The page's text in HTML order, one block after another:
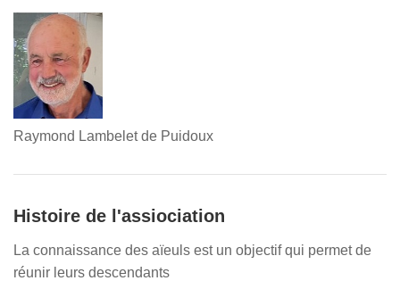
Raymond Lambelet de Puidoux
Histoire de l'assiociation
La connaissance des aïeuls est un objectif qui permet de
réunir leurs descendants